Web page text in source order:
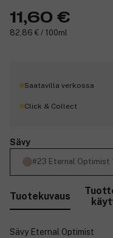
11,60 €
82,86 € / 100ml
Saatavilla verkossa
Click & Collect
Sävy
#23 Eternal Optimist
Tuotekuvaus
Sävy Eternal Optimist